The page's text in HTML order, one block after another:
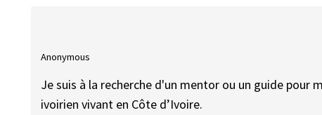
Anonymous
Je suis à la recherche d'un mentor ou un guide pour
ivoirien vivant en Côte d’Ivoire.